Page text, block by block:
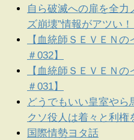
自ら破滅への扉を全力
ズ崩壊”情報がアツい！
【血統師ＳＥＶＥＮ
＃032】
【血統師ＳＥＶＥＮ
＃031】
どうでもいい皇室や
クソ役人は着々と利権
国際情勢ヨタ話